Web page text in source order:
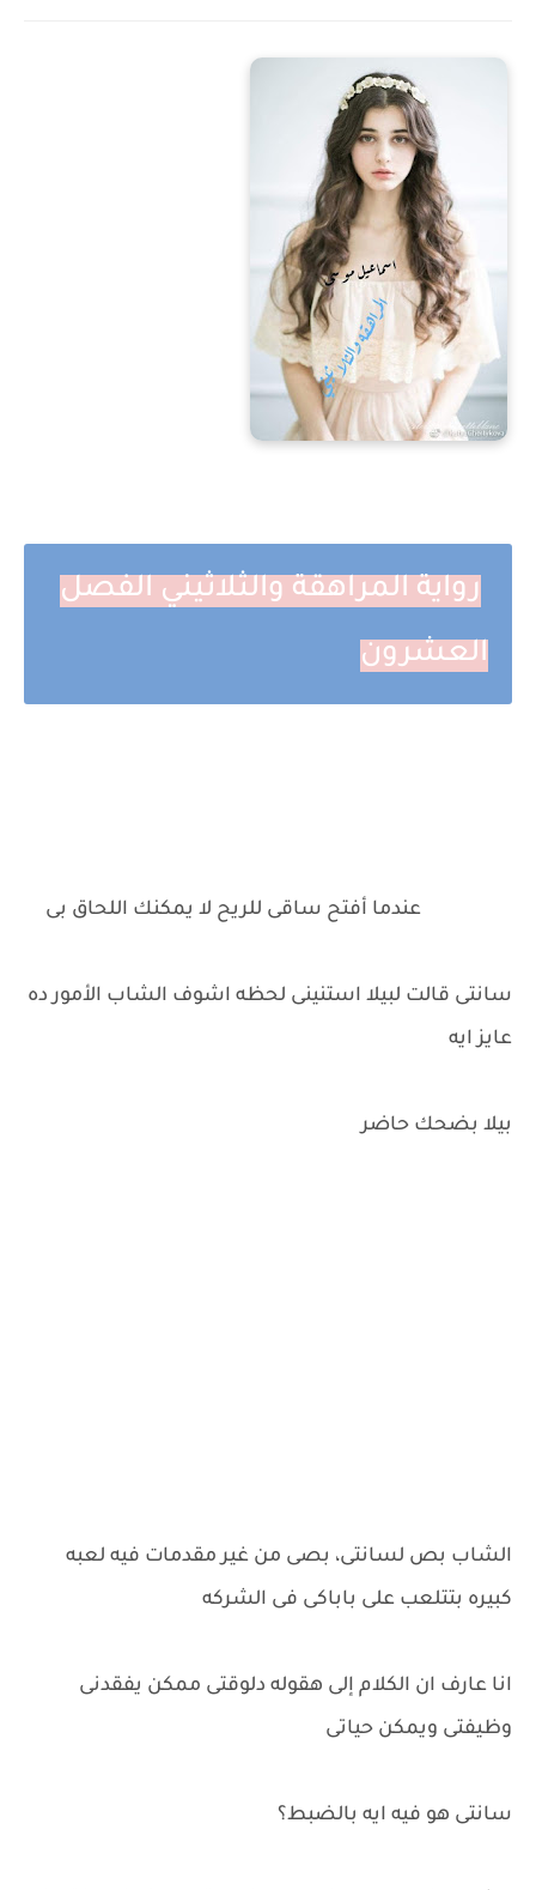
رواية المراهقة والثلاثيني الفصل
العشرون
عندما أفتح ساقى للريح لا يمكنك اللحاق بى
سانتى قالت لبيلا استنينى لحظه اشوف الشاب الأمور ده
عايز ايه
بيلا بضحك حاضر
الشاب بص لسانتى، بصى من غير مقدمات فيه لعبه
كبيره بتتلعب على باباكى فى الشركه
انا عارف ان الكلام إلى هقوله دلوقتى ممكن يفقدنى
وظيفتى ويمكن حياتى
سانتى هو فيه ايه بالضبط؟